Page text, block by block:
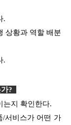
.
상황과 역할 배분
.
?
는지 확인한다.
/서비스가 어떤 가